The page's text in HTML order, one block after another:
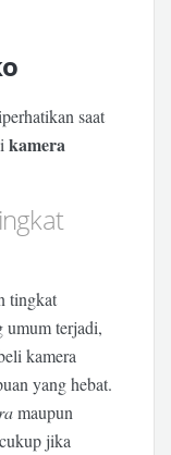
saat
kamera
tingkat
umum terjadi,
kamera
yang hebat.
maupun
jika